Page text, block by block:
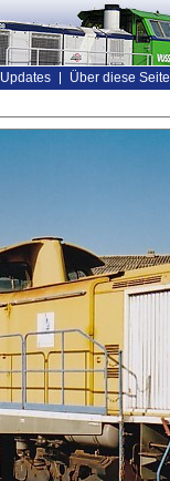
Updates Über diese Seite